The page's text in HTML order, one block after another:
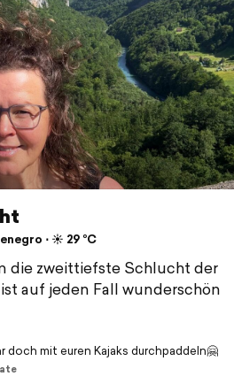
⋅ ☀️ 29 °C
die zweittiefste Schlucht der
ist auf jeden Fall wunderschön
doch mit euren Kajaks durchpaddeln🤗